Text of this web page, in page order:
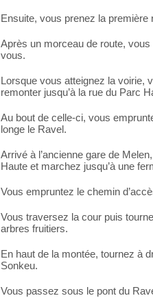
Ensuite, vous prenez la première
Après un morceau de route,
vous.
Lorsque vous atteignez la voirie,
remonter jusqu’à la rue du Parc
Au bout de celle-ci, vous
longe le Ravel.
Arrivé à l’ancienne gare de
Haute et marchez jusqu’à une
Vous empruntez le chemin
Vous traversez la cour puis
arbres fruitiers.
En haut de la montée, tournez à
Sonkeu.
Vous passez sous le pont du